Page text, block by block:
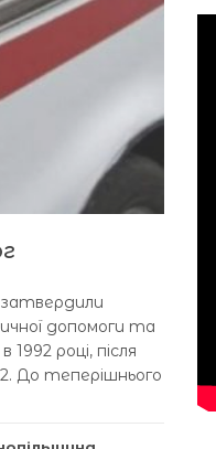
затвердили
допомоги та
році, після
До теперішнього